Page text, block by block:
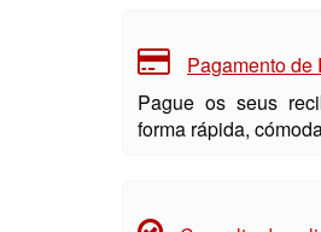
Pagamento de
Pague os seus
forma rápida,